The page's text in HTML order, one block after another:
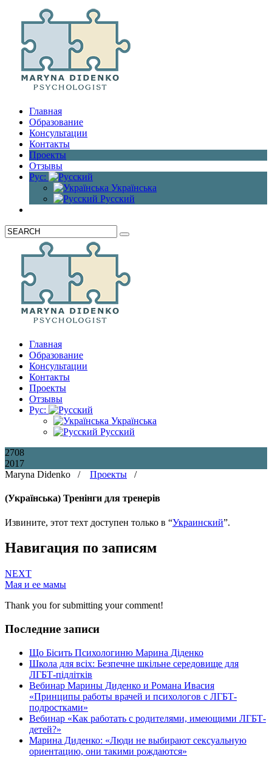
Главная
Образование
Консультации
Контакты
Проекты
Отзывы
Рус:
Українська
Русский
Главная
Образование
Консультации
Контакты
Проекты
Отзывы
Рус:
Українська
Русский
2708
2017
Maryna Didenko /
Проекты /
(Українська) Тренінги для тренерів
Извините, этот техт доступен только в “Украинский”.
Навигация по записям
NEXT
Мая и ее мамы
Thank you for submitting your comment!
Последние записи
Що Бісить Психологиню Марина Діденко
Школа для всіх: Безпечне шкільне середовище для
ЛГБТ-підлітків
Вебинар Марины Диденко и Романа Ивасия
«Принципы работы врачей и психологов с ЛГБТ-
подростками»
Вебинар «Как работать с родителями, имеющими ЛГБТ-
детей?»
Марина Диденко: «Люди не выбирают сексуальную
ориентацию, они такими рождаются»